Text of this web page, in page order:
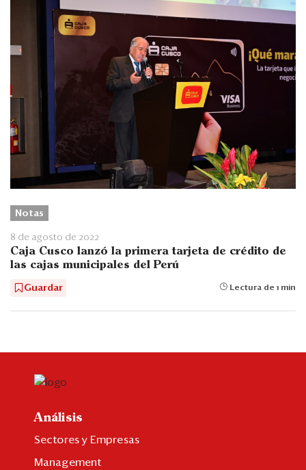
Notas
8 de agosto de 2022
Caja Cusco lanzó la primera tarjeta de crédito de
las cajas municipales del Perú
Guardar Lectura de 1 min
Análisis
Sectores y Empresas
Management